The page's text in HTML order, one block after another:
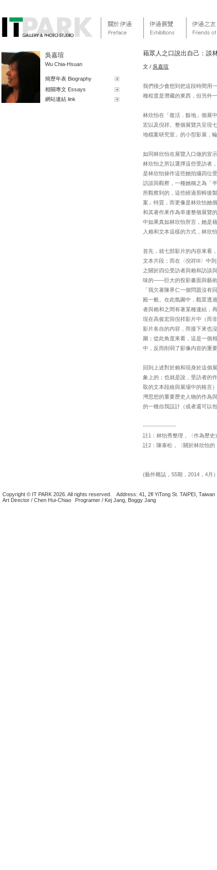
吳嘉瑄
Wu Chia-Hsuan
簡歷年表 Biography
相關專文 Essays
網站連結 link
藉眾人之口說出自己：談
文 /吳嘉瑄
我們很少會想到把這段時間用
種程度是潛藏的東西，但另外
林欣怡在「復活．餘地」個展
宏以及倪祥。整個展覽共呈現
地檔案研究室」的小型影展，
如同林欣怡在展覽入口做的宣
林欣怡之所以選擇這些受訪者
是林欣怡操作這些她拍攝四位
訪談與觀察，一種她稱之為「
所觀察到的，這些經過剪輯後
案」特質，而更像是林欣怡她
和其著作來作為串連整個展覽
中如果真如林欣怡所言，她是
入賴和文本這樣的方式，林欣
首先，就七部影片的內容來看
文本片段；而在〈倪祥III〉中
之關於四位受訪者與賴和訪談
味的——巨大的投影畫面與藝術
「我欠著陳界仁一個問題沒有
殿一般。在此氛圍中，觀眾透
者與賴和之間有著某種連結，
現在高俊宏與倪祥影片中（而
影片各自的內容，而接下來也
圍；從此角度來看，這是一個
中，反而削弱了影像內容的重
回到上述對於賴和現身於這個
象上的；也就是說，受訪者的
取的文本段絡與展場中的格言
灣思想的重要歷史人物的作為
的一種自我設計（或者還可以
-----------------
註1：林怡秀整理，〈作為歷
註2：陳泰松，〈關於林欣怡
(藝外雜誌，55期，2014，4月
Copyright © IT PARK 2026. All rights reserved.
Address: 41, 2fl YiTong St. TAIPEI, Taiwan
Art Director / Chen Hui-Chiao
Programer / Kej Jang, Boggy Jang